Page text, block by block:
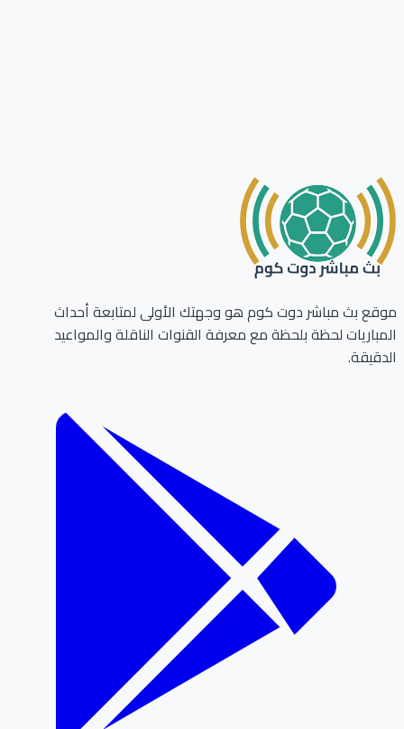
بث مباشر دوت كوم هو وجهتك الأولى لمتابعة أحداث
لحظة بلحظة مع معرفة القنوات الناقلة والمواعيد